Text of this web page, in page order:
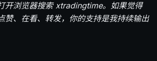
开浏览器搜索 xtradingtime。如果觉得
赞、在看、转发，你的支持是我持续输出